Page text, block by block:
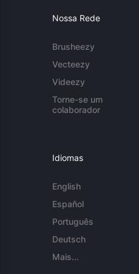
Nossa Rede
Brusheezy
Vecteezy
Videezy
Torne-se um
colaborador
Idiomas
English
Español
Português
Deutsch
Mais...